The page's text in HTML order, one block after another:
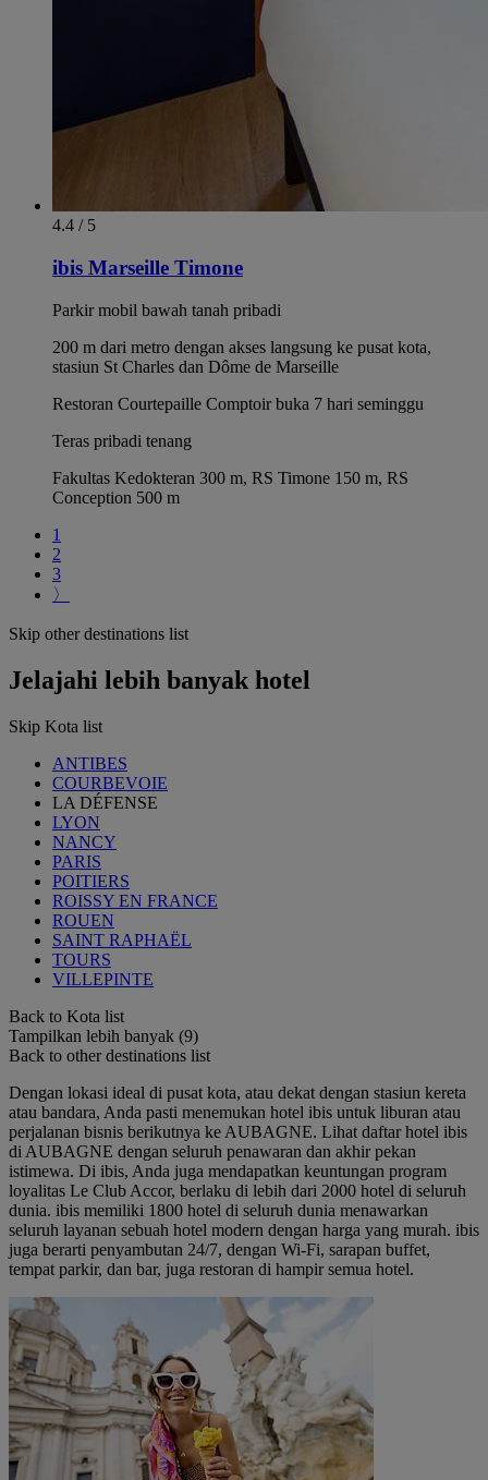
4.4 / 5
ibis Marseille Timone
Parkir mobil bawah tanah pribadi
200 m dari metro dengan akses langsung ke pusat kota,
stasiun St Charles dan Dôme de Marseille
Restoran Courtepaille Comptoir buka 7 hari seminggu
Teras pribadi tenang
Fakultas Kedokteran 300 m, RS Timone 150 m, RS
Conception 500 m
1
2
3
〉
Skip other destinations list
Jelajahi lebih banyak hotel
Skip Kota list
ANTIBES
COURBEVOIE
LA DÉFENSE
LYON
NANCY
PARIS
POITIERS
ROISSY EN FRANCE
ROUEN
SAINT RAPHAËL
TOURS
VILLEPINTE
Back to Kota list
Tampilkan lebih banyak (9)
Back to other destinations list
Dengan lokasi ideal di pusat kota, atau dekat dengan stasiun kereta
atau bandara, Anda pasti menemukan hotel ibis untuk liburan atau
perjalanan bisnis berikutnya ke AUBAGNE. Lihat daftar hotel ibis
di AUBAGNE dengan seluruh penawaran dan akhir pekan
istimewa. Di ibis, Anda juga mendapatkan keuntungan program
loyalitas Le Club Accor, berlaku di lebih dari 2000 hotel di seluruh
dunia. ibis memiliki 1800 hotel di seluruh dunia menawarkan
seluruh layanan sebuah hotel modern dengan harga yang murah. ibis
juga berarti penyambutan 24/7, dengan Wi-Fi, sarapan buffet,
tempat parkir, dan bar, juga restoran di hampir semua hotel.